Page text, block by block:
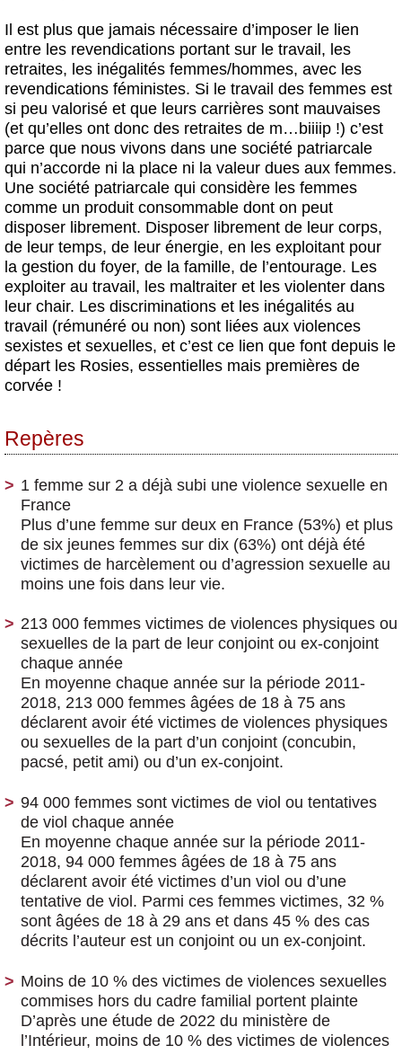
Il est plus que jamais nécessaire d’imposer le lien
entre les revendications portant sur le travail, les
retraites, les inégalités femmes/hommes, avec les
revendications féministes. Si le travail des femmes est
si peu valorisé et que leurs carrières sont mauvaises
(et qu’elles ont donc des retraites de m…biiiip !) c’est
parce que nous vivons dans une société patriarcale
qui n’accorde ni la place ni la valeur dues aux femmes.
Une société patriarcale qui considère les femmes
comme un produit consommable dont on peut
disposer librement. Disposer librement de leur corps,
de leur temps, de leur énergie, en les exploitant pour
la gestion du foyer, de la famille, de l’entourage. Les
exploiter au travail, les maltraiter et les violenter dans
leur chair. Les discriminations et les inégalités au
travail (rémunéré ou non) sont liées aux violences
sexistes et sexuelles, et c’est ce lien que font depuis le
départ les Rosies, essentielles mais premières de
corvée !
Repères
1 femme sur 2 a déjà subi une violence sexuelle en
France
Plus d’une femme sur deux en France (53%) et plus
de six jeunes femmes sur dix (63%) ont déjà été
victimes de harcèlement ou d’agression sexuelle au
moins une fois dans leur vie.
213 000 femmes victimes de violences physiques ou
sexuelles de la part de leur conjoint ou ex-conjoint
chaque année
En moyenne chaque année sur la période 2011-
2018, 213 000 femmes âgées de 18 à 75 ans
déclarent avoir été victimes de violences physiques
ou sexuelles de la part d’un conjoint (concubin,
pacsé, petit ami) ou d’un ex-conjoint.
94 000 femmes sont victimes de viol ou tentatives
de viol chaque année
En moyenne chaque année sur la période 2011-
2018, 94 000 femmes âgées de 18 à 75 ans
déclarent avoir été victimes d’un viol ou d’une
tentative de viol. Parmi ces femmes victimes, 32 %
sont âgées de 18 à 29 ans et dans 45 % des cas
décrits l’auteur est un conjoint ou un ex-conjoint.
Moins de 10 % des victimes de violences sexuelles
commises hors du cadre familial portent plainte
D’après une étude de 2022 du ministère de
l’Intérieur, moins de 10 % des victimes de violences